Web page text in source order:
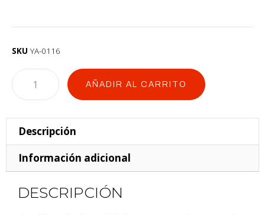
SKU YA-0116
AÑADIR AL CARRITO
Descripción
Información adicional
DESCRIPCIÓN